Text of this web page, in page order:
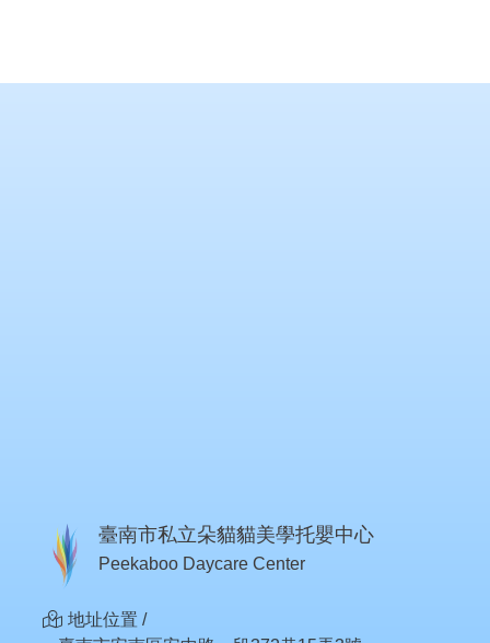
臺南市私立朵貓貓美學托嬰中心
Peekaboo Daycare Center
地址位置 /